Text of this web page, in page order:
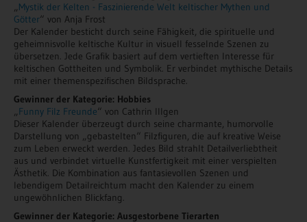
Mystik der Kelten - Faszinierende Welt keltischer Mythen und
Götter“ von Anja Frost
Der Kalender besticht durch seine Fähigkeit, die spirituelle und
geheimnisvolle keltische Kultur in visuell fesselnde Szenen zu
übersetzen. Jede Grafik basiert auf dem vertieften Interesse für
keltischen Gottheiten und Symbolik. Er verbindet mythische Details
mit einer themenspezifischen Bildsprache.
Gewinner der Kategorie: Hobbies
Funny Filz Freunde“ von Cathrin Illgen
Dieser Kalender überzeugt durch seine charmante, humorvolle
Darstellung von „gebastelten“ Filzfiguren, die auf kreative Weise
zum Leben erweckt werden. Jedes Bild strahlt Detailverliebtheit
aus und verbindet virtuelle Kunstfertigkeit mit einer verspielten
Ästhetik. Die Kombination aus fantasievollen Szenen und
lebendigem Detailreichtum macht den Kalender zu einem
ungewöhnlichen Blickfang.
Gewinner der Kategorie: Ausgestorbene Tierarten